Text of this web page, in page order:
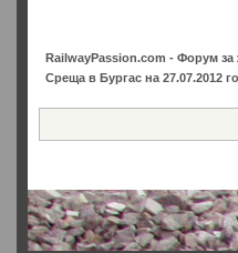
RailwayPassion.com - Форум
Среща в Бургас на 27.07.2012